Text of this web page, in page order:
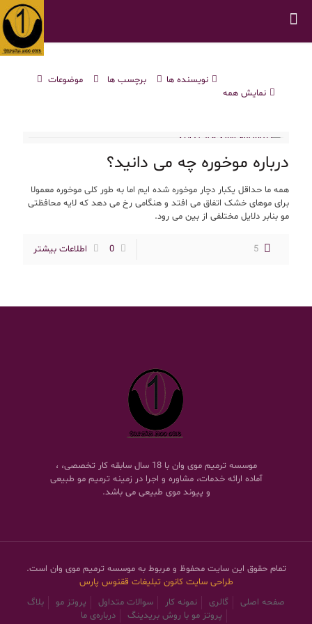
موضوعات برچسب ها
نویسنده ها
نمایش همه
درباره موخوره چه می دانید؟
همه ما حداقل یکبار دچار موخوره شده ایم اما به طور کلی موخوره معمولا
برای موهای خشک اتفاق می افتد و هنگامی رخ می دهد که لایه محافظتی
مو بنابر دلایل مختلفی از بین می رود.
5
0 اطلاعات بیشتر
موسسه ترمیم موی وان با 18 سال سابقه کار تخصصی، ،
آماده ارائه خدمات، مشاوره و اجرا در زمینه ترمیم مو طبیعی
و پیوند موی طبیعی می باشد.
تمام حقوق این سایت محفوظ و مربوط به موسسه ترمیم موی وان است.
طراحی سایت کانون تبلیغات ققنوس پارس
صفحه اصلی
گالری نمونه کار سوالات متداول پروتز مو
بلاگ
پروتز مو با روش بریدینگ
درباره‌ی ما